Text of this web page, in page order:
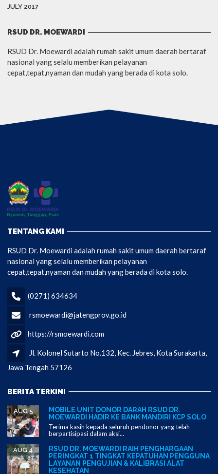
JULY 2017
RSUD DR. MOEWARDI
RSUD Dr. Moewardi adalah rumah sakit umum daerah bertaraf
nasional yang selalu memberikan pelayanan
cepat,tepat,nyaman dan mudah yang berada di kota solo.
TENTANG KAMI
RSUD Dr. Moewardi adalah rumah sakit umum daerah bertaraf
nasional yang selalu memberikan pelayanan
cepat,tepat,nyaman dan mudah yang berada di kota solo.
(0271) 634634
rsmoewardi@jatengprov.go.id
https://rsmoewardi.com
Jl. Kolonel Sutarto No.132, Kec. Jebres, Kota Surakarta,
Jawa Tengah 57126
BERITA TERKINI
MOBILE UNIT DONOR DARAH RSUD DR.
MOEWARDI HADIR KE BANK MANDIRI KCP SOLO
AUG 5
Terima kasih kepada seluruh pendonor yang telah
berpartisipasi dalam aksi...
RSUD DR. MOEWARDI RAIH PENGHARGAAN
PERINGKAT 1 TINGKAT KEPATUHAN PENGGUNA
LAYANAN PENGUJIAN & KALIBRASI ALAT
KESEHATAN
AUG 4